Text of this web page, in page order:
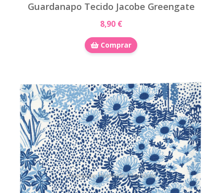
Guardanapo Tecido Jacobe Greengate
8,90 €
Comprar